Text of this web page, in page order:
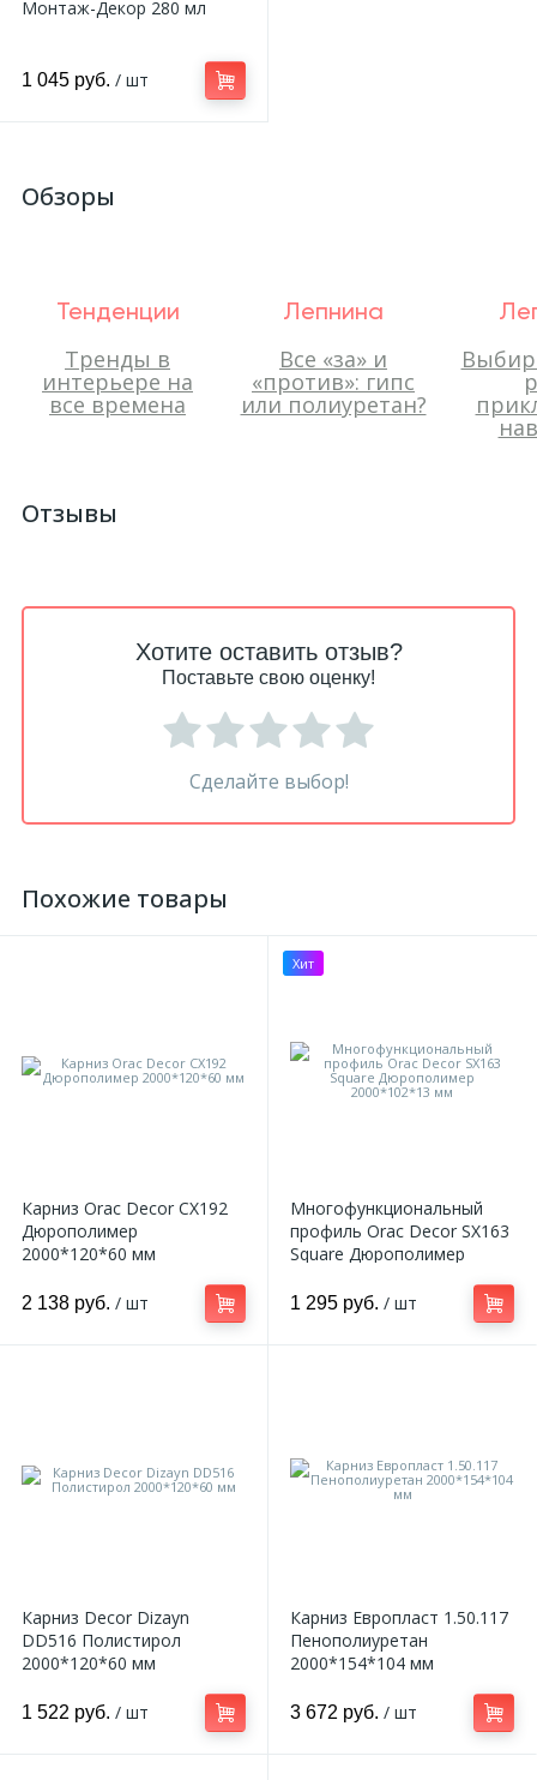
Монтаж-Декор 280 мл
1 045 руб. / шт
Обзоры
Тенденции
Тренды в
интерьере на
все времена
Лепнина
Все «за» и
«против»: гипс
или полиуретан?
Отзывы
Хотите оставить отзыв?
Поставьте свою оценку!
Сделайте выбор!
Похожие товары
Карниз Orac Decor CX192
Дюрополимер
2000*120*60 мм
2 138 руб. / шт
Хит
Многофункциональный
профиль Orac Decor SX163
Square Дюрополимер
1 295 руб. / шт
Карниз Decor Dizayn
DD516 Полистирол
2000*120*60 мм
1 522 руб. / шт
Карниз Европласт 1.50.117
Пенополиуретан
2000*154*104 мм
3 672 руб. / шт